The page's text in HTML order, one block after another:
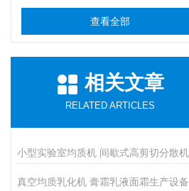
查看全部
相关文章
RELATED ARTICLES
真空均质乳化机 膏霜乳液面霜生产设备